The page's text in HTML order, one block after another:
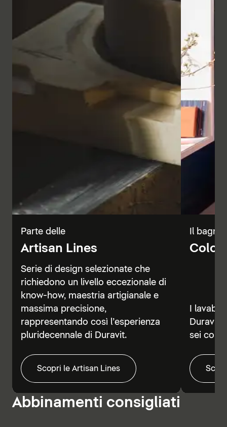
Parte delle
Artisan Lines
Serie di design selezionate che
richiedono un livello eccezionale di
know-how, maestria artigianale e
massima precisione,
rappresentando così l’esperienza
pluridecennale di Duravit.
Scopri le Artisan Lines
Il
Color
I
Duravit
sei
Abbinamenti consigliati